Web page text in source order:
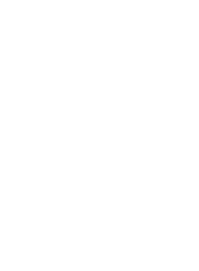
вместо оригинального: